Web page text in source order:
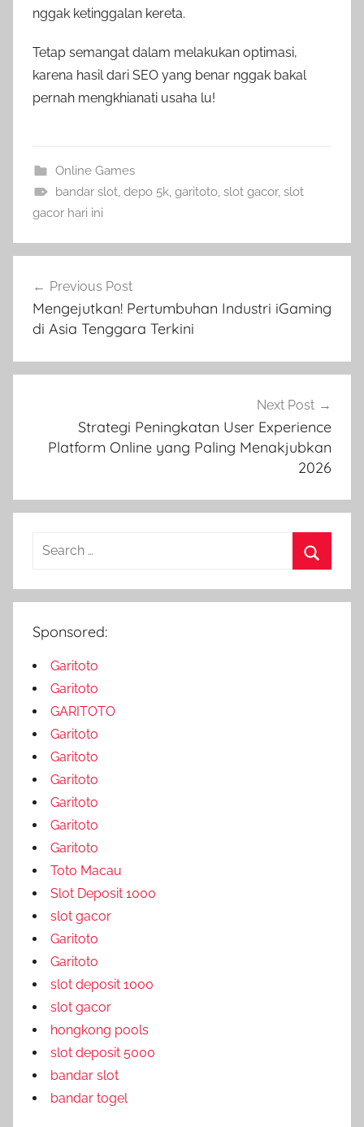
nggak ketinggalan kereta.
Tetap semangat dalam melakukan optimasi,
karena hasil dari SEO yang benar nggak bakal
pernah mengkhianati usaha lu!
Online Games
bandar slot, depo 5k, garitoto, slot gacor, slot
gacor hari ini
pos
Previous Post
Mengejutkan! Pertumbuhan Industri iGaming
di Asia Tenggara Terkini
Next Post
Strategi Peningkatan User Experience
Platform Online yang Paling Menakjubkan
2026
Search
Sponsored:
Garitoto
Garitoto
GARITOTO
Garitoto
Garitoto
Garitoto
Garitoto
Garitoto
Garitoto
Toto Macau
Slot Deposit 1000
slot gacor
Garitoto
Garitoto
slot deposit 1000
slot gacor
hongkong pools
slot deposit 5000
bandar slot
bandar togel